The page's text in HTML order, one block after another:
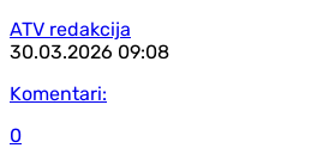
ATV redakcija
30.03.2026 09:08
Komentari:
0